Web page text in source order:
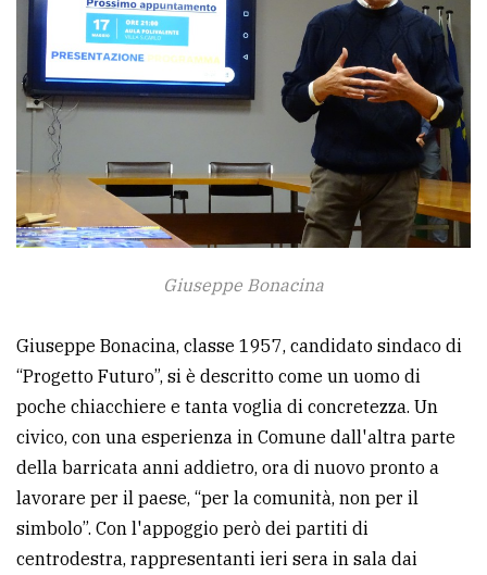
LE
ALTRE
TESTATE
PRIVACY
Cookie
policy
Giuseppe Bonacina
Giuseppe Bonacina, classe 1957, candidato sindaco di
“Progetto Futuro”, si è descritto come un uomo di
poche chiacchiere e tanta voglia di concretezza. Un
civico, con una esperienza in Comune dall'altra parte
della barricata anni addietro, ora di nuovo pronto a
lavorare per il paese, “per la comunità, non per il
simbolo”. Con l'appoggio però dei partiti di
centrodestra, rappresentanti ieri sera in sala dai